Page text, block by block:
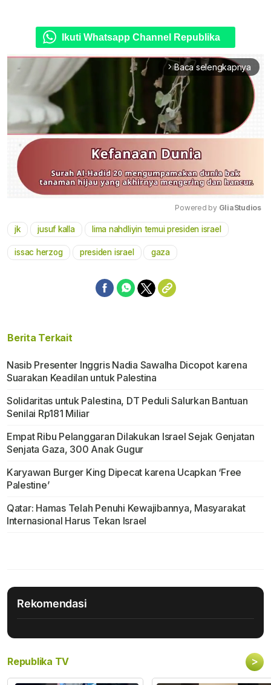
Ikuti Whatsapp Channel Republika
arrow_forward_ios Baca selengkapnya
Mute
Powered by GliaStudios
jk jusuf kalla lima nahdliyin temui presiden israel
issac herzog presiden israel gaza
Berita Terkait
Nasib Presenter Inggris Nadia Sawalha Dicopot karena
Suarakan Keadilan untuk Palestina
Solidaritas untuk Palestina, DT Peduli Salurkan Bantuan
Senilai Rp181 Miliar
Empat Ribu Pelanggaran Dilakukan Israel Sejak Genjatan
Senjata Gaza, 300 Anak Gugur
Karyawan Burger King Dipecat karena Ucapkan ‘Free
Palestine’
Qatar: Hamas Telah Penuhi Kewajibannya, Masyarakat
Internasional Harus Tekan Israel
Rekomendasi
Republika TV >